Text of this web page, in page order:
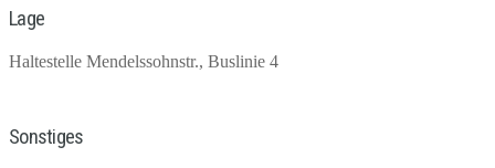
Lage
Haltestelle Mendelssohnstr., Buslinie 4
Sonstiges